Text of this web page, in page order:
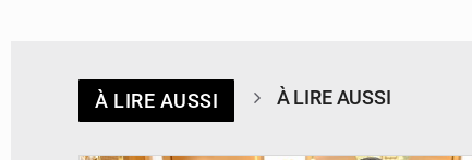
À LIRE AUSSI À LIRE AUSSI